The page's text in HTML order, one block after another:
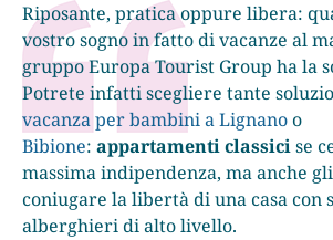
Riposante, pratica oppure libera:
vostro sogno in fatto di vacanze al
gruppo Europa Tourist Group ha la
Potrete infatti scegliere tante
vacanza per bambini a Lignanoo
Bibione: appartamenti classicise
massima indipendenza, ma anche gli
coniugare la libertà di una casa con
alberghieri di alto livello.